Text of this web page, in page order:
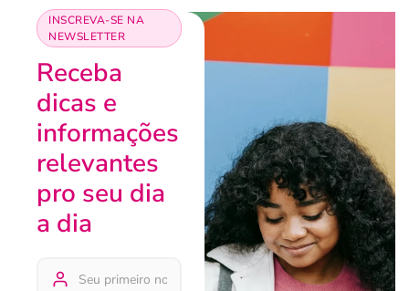
INSCREVA-SE NA
NEWSLETTER
Receba
dicas e
informações
relevantes
pro seu dia
a dia